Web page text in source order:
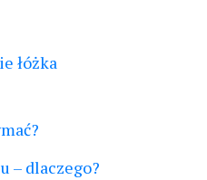
łóżka
– dlaczego?